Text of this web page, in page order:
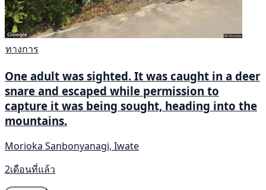
ทางการ
One adult was sighted. It was caught in a deer
snare and escaped while permission to
capture it was being sought, heading into the
mountains.
Morioka Sanbonyanagi, Iwate
2เดือนที่แล้ว